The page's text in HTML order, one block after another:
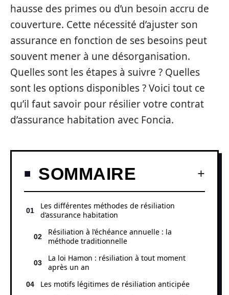
hausse des primes ou d’un besoin accru de
couverture. Cette nécessité d’ajuster son
assurance en fonction de ses besoins peut
souvent mener à une désorganisation.
Quelles sont les étapes à suivre ? Quelles
sont les options disponibles ? Voici tout ce
qu’il faut savoir pour résilier votre contrat
d’assurance habitation avec Foncia.
SOMMAIRE
Les différentes méthodes de résiliation
d’assurance habitation
Résiliation à l’échéance annuelle : la
méthode traditionnelle
La loi Hamon : résiliation à tout moment
après un an
Les motifs légitimes de résiliation anticipée